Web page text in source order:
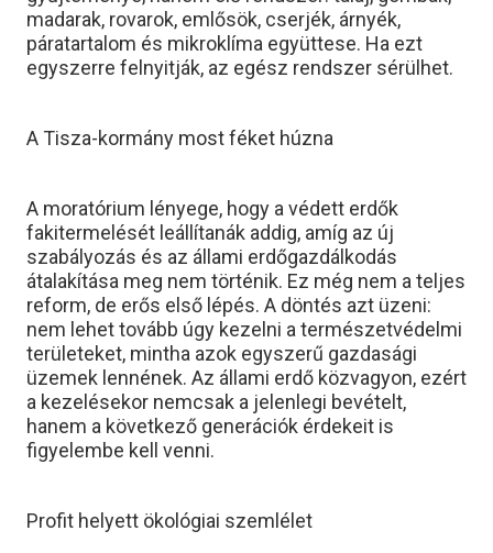
madarak, rovarok, emlősök, cserjék, árnyék,
páratartalom és mikroklíma együttese. Ha ezt
egyszerre felnyitják, az egész rendszer sérülhet.
A Tisza-kormány most féket húzna
A moratórium lényege, hogy a védett erdők
fakitermelését leállítanák addig, amíg az új
szabályozás és az állami erdőgazdálkodás
átalakítása meg nem történik. Ez még nem a teljes
reform, de erős első lépés. A döntés azt üzeni:
nem lehet tovább úgy kezelni a természetvédelmi
területeket, mintha azok egyszerű gazdasági
üzemek lennének. Az állami erdő közvagyon, ezért
a kezelésekor nemcsak a jelenlegi bevételt,
hanem a következő generációk érdekeit is
figyelembe kell venni.
Profit helyett ökológiai szemlélet